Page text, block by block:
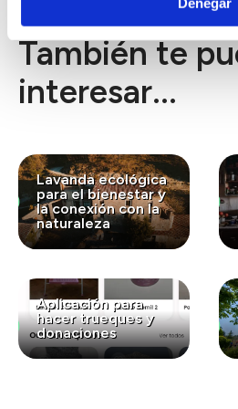
También te
interesar...
Lavanda ecológica
para el bienestar y
la conexión con la
naturaleza
Aplicación para
hacer trueques y
donaciones